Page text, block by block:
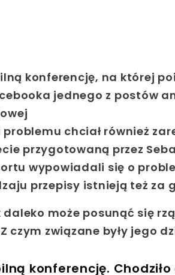
konferencję, na której
jednego z postów
chciał również
przygotowaną przez
wypowiadali się o
przepisy istnieją też za
może posunąć się
czym związane były jego
konferencję.